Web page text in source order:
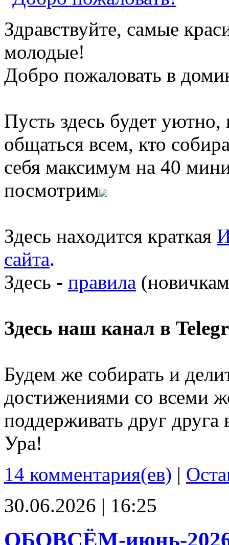
Здравствуйте, самые
молодые!
Добро пожаловать в
Пусть здесь будет
общаться всем, кто
себя максимум на 40
посмотрим
Здесь находится краткая
сайта.
Здесь - правила
Здесь наш канал в
Будем же собирать и
достижениями со всеми
поддерживать друг
Ура!
14 комментария(ев) |
30.06.2026 | 16:25
ОБОВСЁМ-июнь-